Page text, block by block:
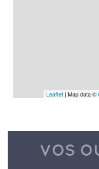
Leaflet | Map data ©